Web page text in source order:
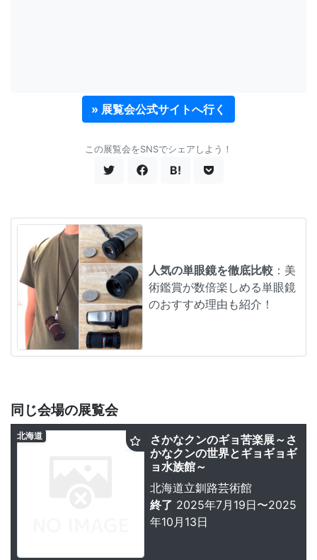
» 展覧会公式サイトへ行く
この展覧会をSNSでシェアしよう！
B!
人気の単眼鏡を徹底比較 ：美
術鑑賞が数倍楽しめる単眼鏡
のおすすめ理由も紹介！
同じ会場の展覧会
さかなクンのギョ苦楽展～さ
かなクンの世界とギョギョギ
ョ水族館～
北海道立釧路芸術館
終了 2025年7月19日〜2025
年10月13日
北海道